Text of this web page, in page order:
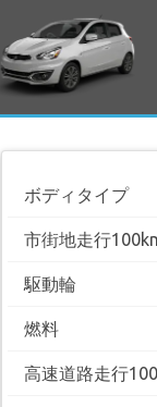
ボディタイプ
市街地走行
駆動輪
燃料
高速道路走行